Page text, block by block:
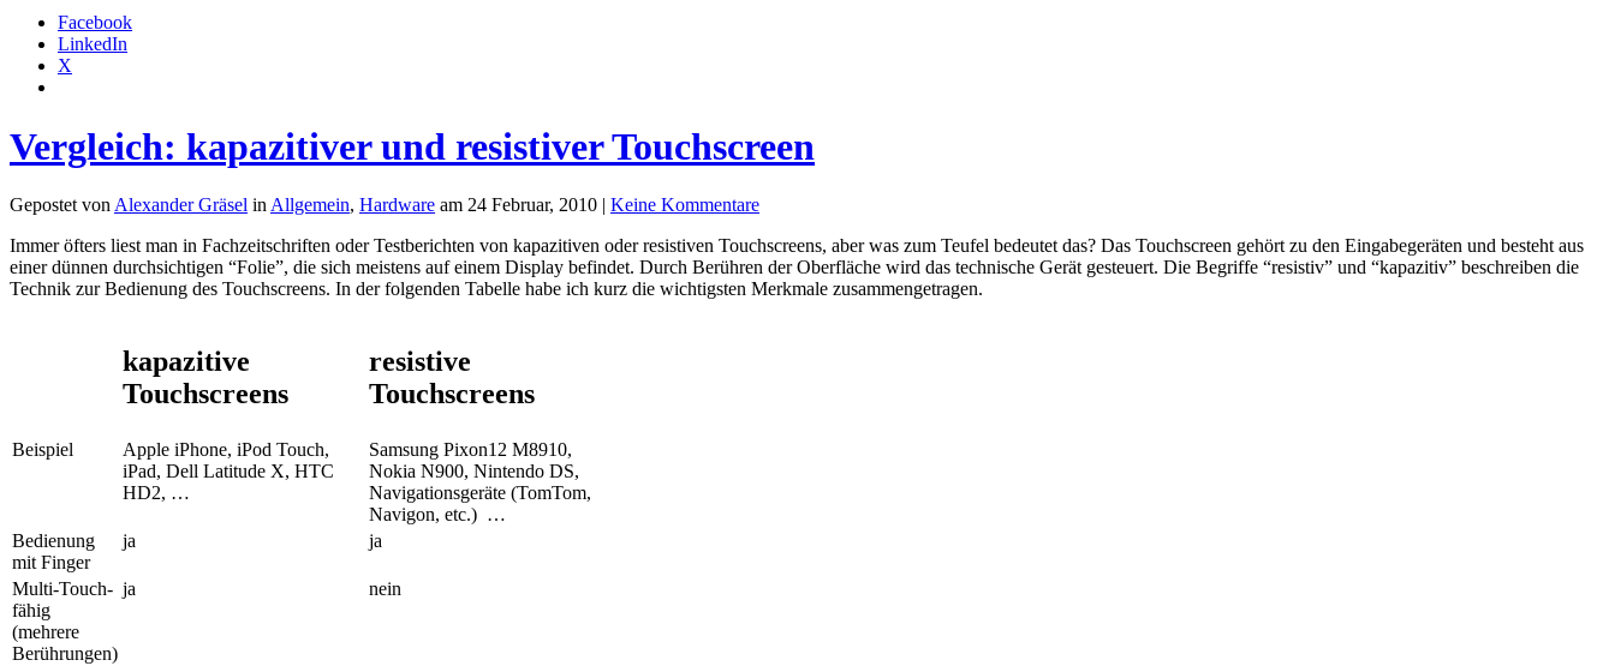
Facebook
LinkedIn
X
Vergleich: kapazitiver und resistiver Touchscreen
Gepostet von Alexander Gräsel in Allgemein, Hardware am 24 Februar, 2010 | Keine Kommentare
Immer öfters liest man in Fachzeitschriften oder Testberichten von kapazitiven oder resistiven Touchscreens, aber was zum Teufel bedeutet das? Das Touchscreen gehört zu den Eingabegeräten und besteht aus
einer dünnen durchsichtigen “Folie”, die sich meistens auf einem Display befindet. Durch Berühren der Oberfläche wird das technische Gerät gesteuert. Die Begriffe “resistiv” und “kapazitiv” beschreiben die
Technik zur Bedienung des Touchscreens. In der folgenden Tabelle habe ich kurz die wichtigsten Merkmale zusammengetragen.
kapazitive
Touchscreens
resistive
Touchscreens
Beispiel
Apple iPhone, iPod Touch,
iPad, Dell Latitude X, HTC
HD2, …
Samsung Pixon12 M8910,
Nokia N900, Nintendo DS,
Navigationsgeräte (TomTom,
Navigon, etc.) …
Bedienung
mit Finger
ja ja
Multi-Touch-
fähig
(mehrere
Berührungen)
ja nein